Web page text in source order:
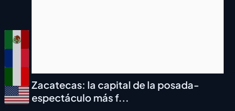
Zacatecas: la capital de la posada-
espectáculo más f...